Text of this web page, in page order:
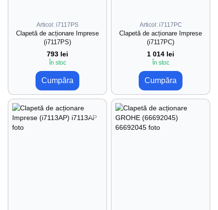
Articol: i7117PS
Clapetă de acționare Imprese
(i7117PS)
793 lei
În stoc
Cumpăra
Articol: i7117PC
Clapetă de acționare Imprese
(i7117PC)
1 014 lei
În stoc
Cumpăra